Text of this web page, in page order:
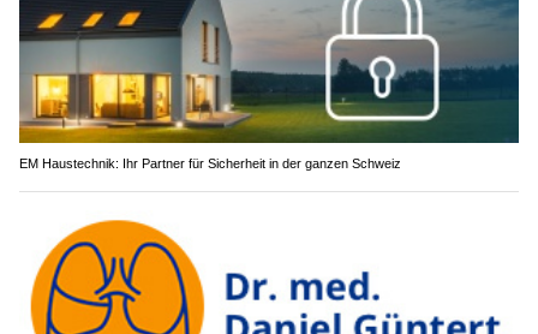
EM Haustechnik: Ihr Partner für Sicherheit in der ganzen Schweiz